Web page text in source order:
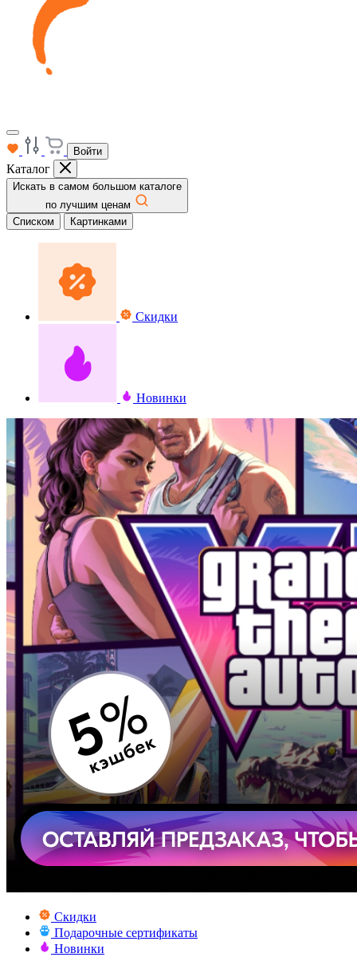
Войти
Каталог
Искать в самом большом каталоге
по лучшим ценам
Списком
Картинками
Скидки
Новинки
Скидки
Подарочные сертификаты
Новинки